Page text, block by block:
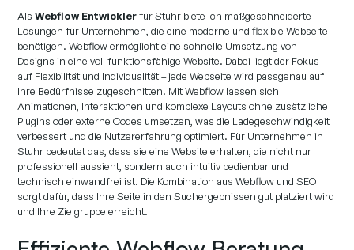
AlsWebflow Entwicklerfür Stuhr biete ich maßgeschneiderte
Lösungen für Unternehmen, die eine moderne und flexible Webseite
benötigen. Webflow ermöglicht eine schnelle Umsetzung von
Designs in eine voll funktionsfähige Website. Dabei liegt der Fokus
auf Flexibilität und Individualität – jede Webseite wird passgenau auf
Ihre Bedürfnisse zugeschnitten. Mit Webflow lassen sich
Animationen, Interaktionen und komplexe Layouts ohne zusätzliche
Plugins oder externe Codes umsetzen, was die Ladegeschwindigkeit
verbessert und die Nutzererfahrung optimiert. Für Unternehmen in
Stuhr bedeutet das, dass sie eine Website erhalten, die nicht nur
professionell aussieht, sondern auch intuitiv bedienbar und
technisch einwandfrei ist. Die Kombination aus Webflow und SEO
sorgt dafür, dass Ihre Seite in den Suchergebnissen gut platziert wird
und Ihre Zielgruppe erreicht.